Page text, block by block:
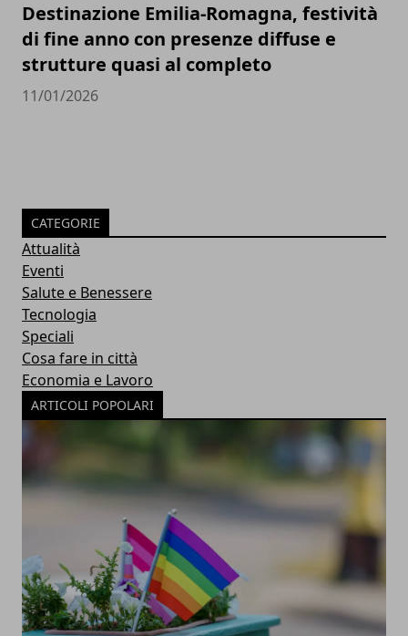
Destinazione Emilia-Romagna, festività
di fine anno con presenze diffuse e
strutture quasi al completo
11/01/2026
CATEGORIE
Attualità
Eventi
Salute e Benessere
Tecnologia
Speciali
Cosa fare in città
Economia e Lavoro
ARTICOLI POPOLARI